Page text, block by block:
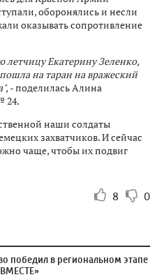
оборонялись и несли
оказывать сопротивление
летчицу Екатерину Зеленко,
на таран на вражеский
- поделилась Алина
24.
наши солдаты
захватчиков. И сейчас
чаще, чтобы их подвиг
8 0
победил в региональном этапе